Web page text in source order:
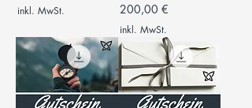
inkl. MwSt. Preis
200,00 €
inkl. MwSt.